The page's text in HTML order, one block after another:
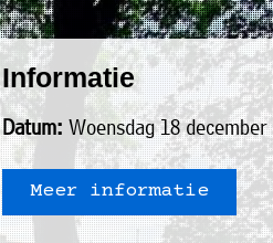
Informatie
Datum: Woensdag 18 december
Meer informatie